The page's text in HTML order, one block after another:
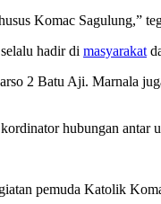
Komac Sagulung,”
hadir di masyarakat
2 Batu Aji. Marnala
hubungan antar
pemuda Katolik